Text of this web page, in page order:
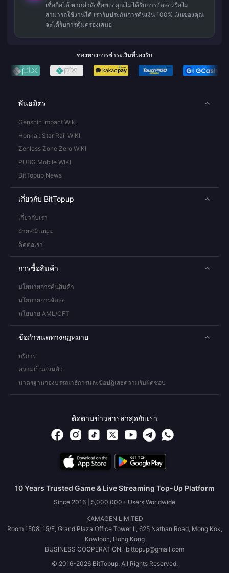
เชื่อถือได้ หากคำสั่งซื้อของคุณไม่ได้รับการจัดส่งหรือไม่
สามารถใช้งานได้ เรารับประกันการคืนเงิน 100% เงินของคุณ
จะได้รับการคุ้มครองเสมอ
ช่องทางการชำระเงินที่รองรับ
พันธมิตร
Genshin Impact Wiki
Honkai: Star Rail WIKI
Zenless Zone Zero WIKI
PUBG Mobile WIKI
BitTopup News
เกี่ยวกับ BitTopup
เกี่ยวกับเรา
ฝ่ายสนับสนุน
ติดต่อเรา
การซื้อสินค้า
นโยบายการคืนสินค้า
นโยบายการจัดส่ง
นโยบาย AML/CFT
ข้อกำหนดทางกฎหมาย
บริการ
ความเป็นส่วนตัว
มาตรฐานกองบรรณาธิการและข้อปฏิเสธความรับผิดชอบ
ติดตามข่าวสารล่าสุดกับเรา
10 Years Trusted Game & Live Streaming Top-Up Platform
Since 2016 | 5,000,000+ Users Worldwide
KAMAGEN LIMITED
Room 1508, 15/F, Grand Plaza Office Tower II, 625 Nathan Road, Mong Kok,
Kowloon, Hong Kong
BUSINESS COOPERATION: ibittopup@gmail.com
© 2016-2026 BitTopup. All Rights Reserved.